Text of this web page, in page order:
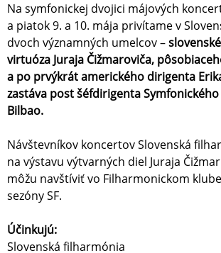
Na symfonickej dvojici májových
a piatok 9. a 10. mája privítame v
dvoch významných umelcov –
virtuóza Juraja Čižmaroviča,
a po prvýkrát amerického dirigenta
zastáva post šéfdirigenta
Bilbao.
Návštevníkov koncertov Slovenská
na výstavu výtvarných diel Juraja
môžu navštíviť vo Filharmonickom
sezóny SF.
Účinkujú:
Slovenská filharmónia